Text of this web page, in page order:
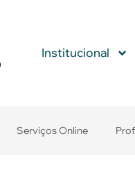
Institucional
Serviços Online